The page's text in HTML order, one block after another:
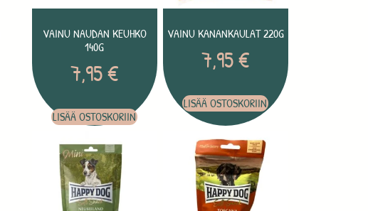
VAINU NAUDAN KEUHKO
140G
7,95€
LISÄÄ OSTOSKORIIN
VAINU KANANKAULAT 220G
7,95€
LISÄÄ OSTOSKORIIN